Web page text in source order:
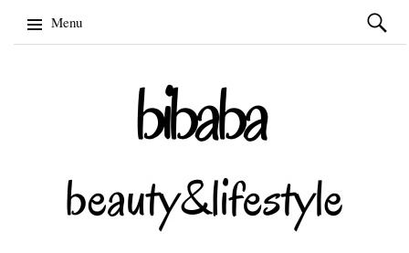
Menu
Szukaj: